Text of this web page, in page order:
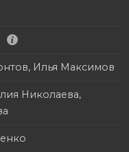
Илья Максимов
Николаева,